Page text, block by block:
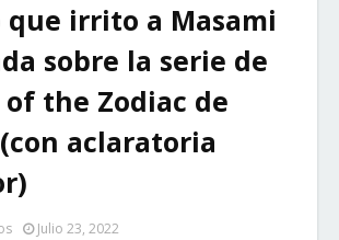
que irrito a Masami
sobre la serie de
the Zodiac de
aclaratoria
Julio 23, 2022